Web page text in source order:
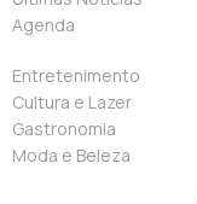
Agenda
Entretenimento
Cultura e Lazer
Gastronomia
Moda e Beleza